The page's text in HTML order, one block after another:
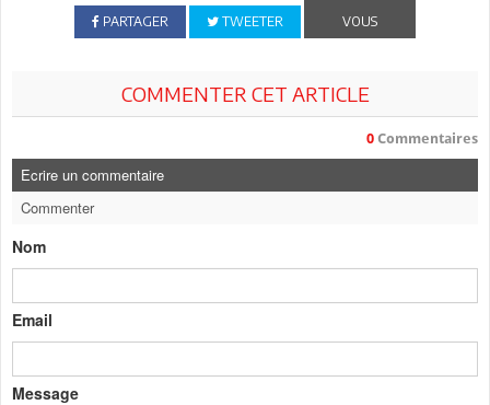
PARTAGER TWEETER
VOUS
COMMENTER CET ARTICLE
0 Commentaires
Ecrire un commentaire
Commenter
Nom
Email
Message